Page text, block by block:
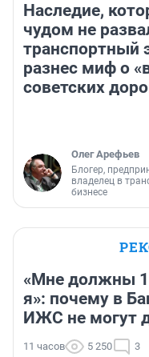
Наследие,
чудом не
транспортный
разнес миф о
советских
Олег Арефьев
Блогер,
владелец в
бизнесе
«Мне должны
я»: почему в
ИЖС не могут
11 часов 5 250 3